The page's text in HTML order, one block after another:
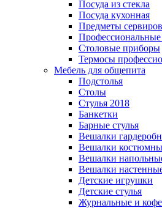
Посуда из стекла
Посуда кухонная
Предметы
Столовые приборы
Термосы
Мебель для общепита
Подстолья
Столы
Стулья 2018
Банкетки
Барные стулья
Вешалки
Вешалки
Вешалки
Вешалки
Детские игрушки
Детские стулья
Журнальные и